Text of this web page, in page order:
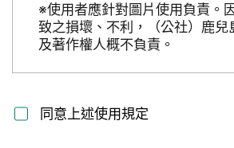
※使用者應針對圖片使用負責。
致之損壞、不利，（公社）鹿兒
及著作權人概不負責。
同意上述使用規定